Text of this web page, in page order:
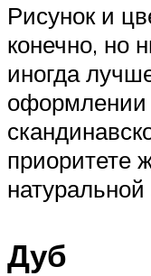
Рисунок и
конечно, но
иногда
оформлении
приоритете
Дуб